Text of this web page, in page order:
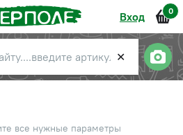
Вход 0
✕
все нужные параметры